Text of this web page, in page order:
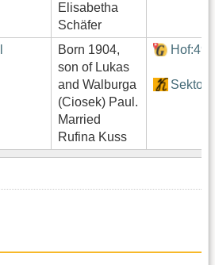
Elisabetha
Schäfer
Born 1904,
son of Lukas
and Walburga
(Ciosek) Paul.
Married
Rufina Kuss
Hof:498
Sektor4